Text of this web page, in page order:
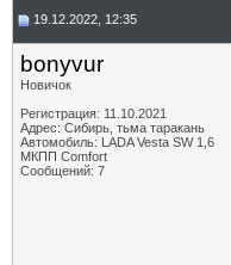
19.12.2022, 12:35
bonyvur
Новичок
Регистрация: 11.10.2021
Адрес: Сибирь, тьма таракань
Автомобиль: LADA Vesta SW 1,6
МКПП Comfort
Сообщений: 7